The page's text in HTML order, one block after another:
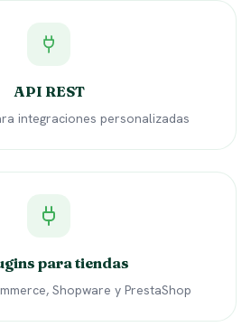
API REST
integraciones personalizadas
para tiendas
Shopware y PrestaShop